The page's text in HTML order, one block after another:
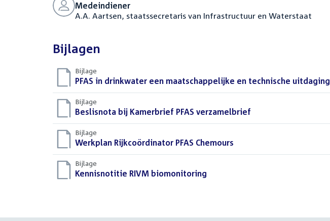
Medeindiener
A.A. Aartsen, staatssecretaris van Infrastructuur en Waterstaat
Bijlagen
Bijlage
Download
bestand:
PFAS in drinkwater een maatschappelijke en technische uitdaging
Bijlage
Download
bestand:
Beslisnota bij Kamerbrief PFAS verzamelbrief
Bijlage
Download
bestand:
Werkplan Rijkcoördinator PFAS Chemours
Bijlage
Download
Kennisnotitie RIVM biomonitoring